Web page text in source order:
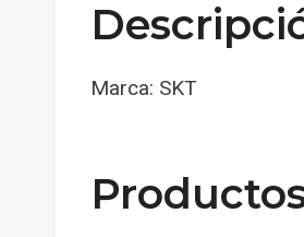
Marca: SKT